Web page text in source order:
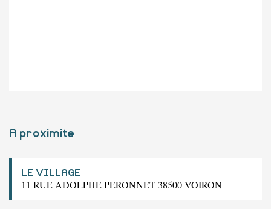
A proximite
LE VILLAGE
11 RUE ADOLPHE PERONNET 38500 VOIRON